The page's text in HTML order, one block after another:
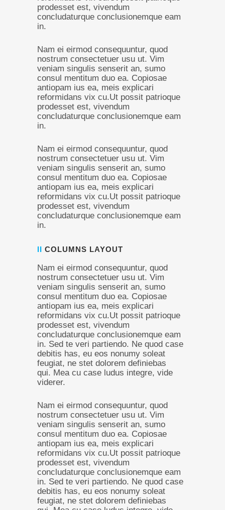
prodesset est, vivendum
concludaturque conclusionemque eam
in.
Nam ei eirmod consequuntur, quod
nostrum consectetuer usu ut. Vim
veniam singulis senserit an, sumo
consul mentitum duo ea. Copiosae
antiopam ius ea, meis explicari
reformidans vix cu.Ut possit patrioque
prodesset est, vivendum
concludaturque conclusionemque eam
in.
Nam ei eirmod consequuntur, quod
nostrum consectetuer usu ut. Vim
veniam singulis senserit an, sumo
consul mentitum duo ea. Copiosae
antiopam ius ea, meis explicari
reformidans vix cu.Ut possit patrioque
prodesset est, vivendum
concludaturque conclusionemque eam
in.
II COLUMNS LAYOUT
Nam ei eirmod consequuntur, quod
nostrum consectetuer usu ut. Vim
veniam singulis senserit an, sumo
consul mentitum duo ea. Copiosae
antiopam ius ea, meis explicari
reformidans vix cu.Ut possit patrioque
prodesset est, vivendum
concludaturque conclusionemque eam
in. Sed te veri partiendo. Ne quod case
debitis has, eu eos nonumy soleat
feugiat, ne stet dolorem definiebas
qui. Mea cu case ludus integre, vide
viderer.
Nam ei eirmod consequuntur, quod
nostrum consectetuer usu ut. Vim
veniam singulis senserit an, sumo
consul mentitum duo ea. Copiosae
antiopam ius ea, meis explicari
reformidans vix cu.Ut possit patrioque
prodesset est, vivendum
concludaturque conclusionemque eam
in. Sed te veri partiendo. Ne quod case
debitis has, eu eos nonumy soleat
feugiat, ne stet dolorem definiebas